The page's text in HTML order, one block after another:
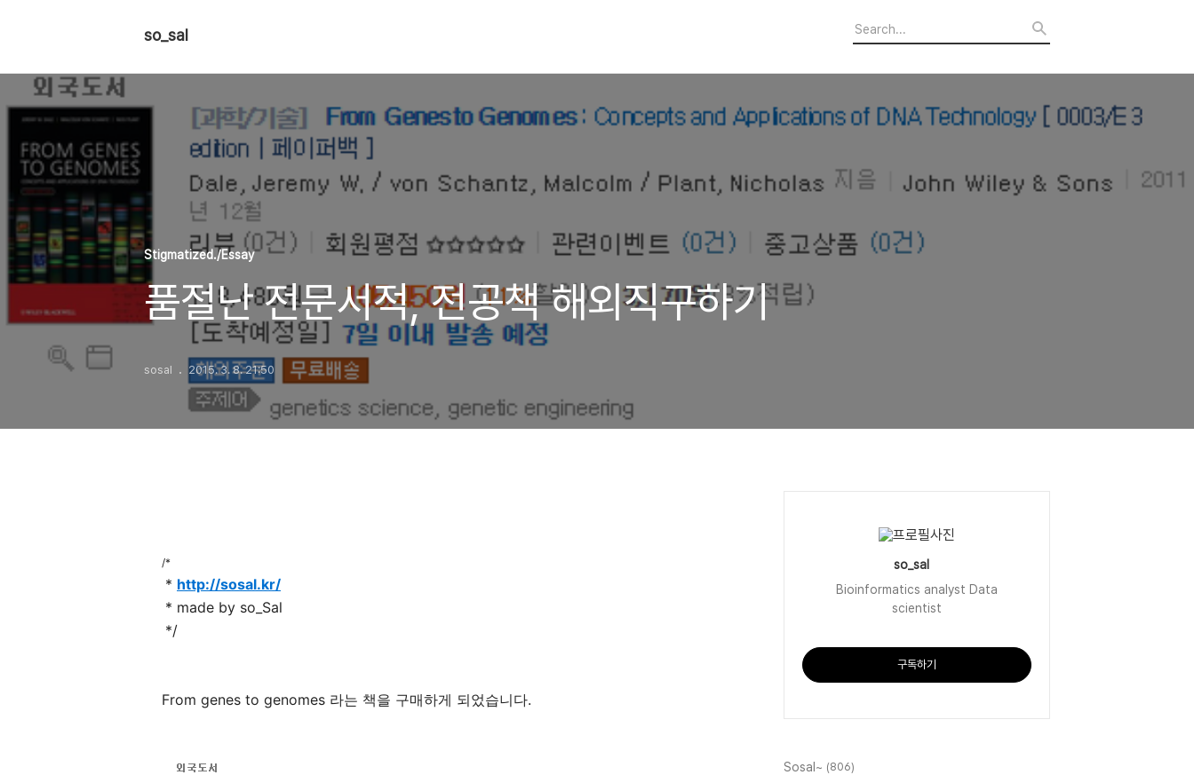
so_sal
Stigmatized./Essay
품절난 전문서적, 전공책 해외직구하기
sosal 2015. 3. 8. 21:50
/*
* http://sosal.kr/
* made by so_Sal
*/
From genes to genomes 라는 책을 구매하게 되었습니다.
so_sal
Bioinformatics analyst Data
scientist
구독하기
Sosal~ (806)